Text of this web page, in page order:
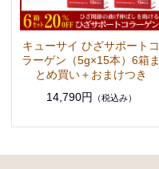
キューサイ ひざサポートコ
ラーゲン（5g×15本）6箱ま
とめ買い＋おまけつき
14,790円
（税込み）